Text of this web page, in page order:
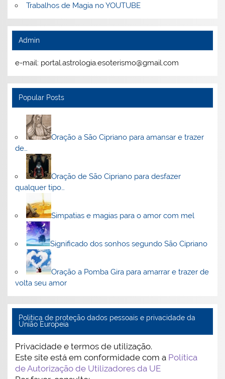
Trabalhos de Magia no YOUTUBE
Admin
e-mail: portal.astrologia.esoterismo@gmail.com
Popular Posts
Oração a São Cipriano para amansar e trazer
de…
Oração de São Cipriano para desfazer
qualquer tipo…
Simpatias e magias para o amor com mel
Significado dos sonhos segundo São Cipriano
Oração a Pomba Gira para amarrar e trazer de
volta seu amor
Politica de proteção dados pessoais e privacidade da
União Europeia
Privacidade e termos de utilização.
Este site está em conformidade com a Política
de Autorização de Utilizadores da UE